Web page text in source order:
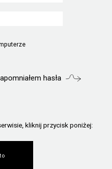
hasła
kliknij przycisk poniżej: